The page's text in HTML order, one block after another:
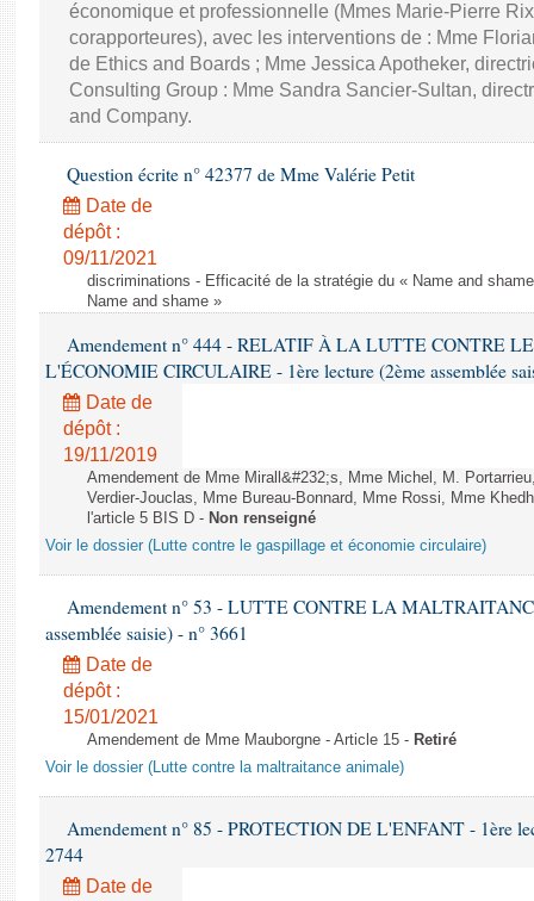
économique et professionnelle (Mmes Marie-Pierre
corapporteures), avec les interventions de : Mme
de Ethics and Boards ; Mme Jessica Apotheker,
Consulting Group : Mme Sandra Sancier-Sultan,
and Company.
Question écrite n° 42377 de Mme Valérie Petit
Date de
dépôt :
09/11/2021
discriminations - Efficacité de la stratégie du « Name and
Name and shame »
Amendement n° 444 - RELATIF À LA LUTTE CONTRE
L'ÉCONOMIE CIRCULAIRE - 1ère lecture (2ème assemblée
Date de
dépôt :
19/11/2019
Amendement de Mme Mirall&#232;s, Mme Michel, M.
Verdier-Jouclas, Mme Bureau-Bonnard, Mme Rossi, Mme
l'article 5 BIS D - Non renseigné
Voir le dossier (Lutte contre le gaspillage et économie circulaire)
Amendement n° 53 - LUTTE CONTRE LA
assemblée saisie) - n° 3661
Date de
dépôt :
15/01/2021
Amendement de Mme Mauborgne - Article 15 - Retiré
Voir le dossier (Lutte contre la maltraitance animale)
Amendement n° 85 - PROTECTION DE L'ENFANT - 1ère
2744
Date de